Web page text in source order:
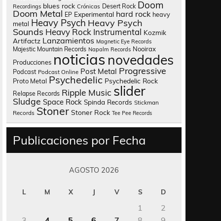
Recordings blues rock Crónicas Desert Rock Doom
Doom Metal EP Experimental hard rock heavy
metal Heavy Psych Heavy Psych
Sounds Heavy Rock Instrumental Kozmik
Artifactz Lanzamientos Magnetic Eye Records
Majestic Mountain Records Napalm Records Nooirax
Producciones noticias novedades
Podcast Podcast Online Post Metal Progressive
Proto Metal Psychedelic Psychedelic Rock
Relapse Records Ripple Music slider
Sludge Space Rock Spinda Records Stickman
Records Stoner Stoner Rock Tee Pee Records
Publicaciones por Fecha
AGOSTO 2026
L M X J V S D
1
2